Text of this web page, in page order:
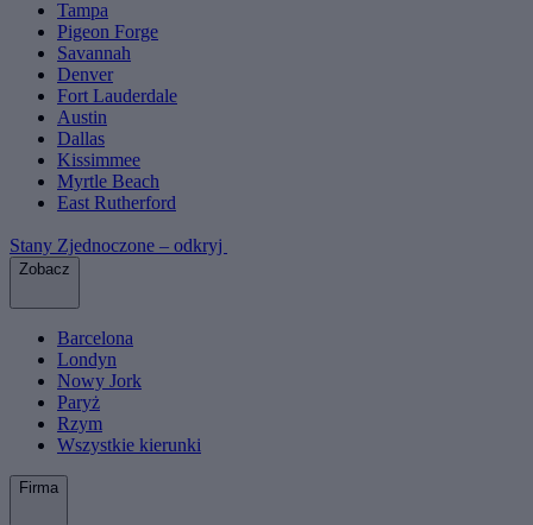
Tampa
Pigeon Forge
Savannah
Denver
Fort Lauderdale
Austin
Dallas
Kissimmee
Myrtle Beach
East Rutherford
Stany Zjednoczone – odkryj
Zobacz
Barcelona
Londyn
Nowy Jork
Paryż
Rzym
Wszystkie kierunki
Firma